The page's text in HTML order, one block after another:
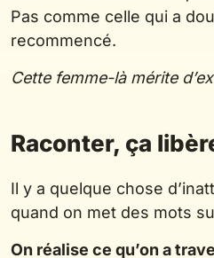
Pas comme celle qui a
recommencé.
Cette femme-là mérite
Raconter, ça
Il y a quelque chose
quand on met des mots
On réalise ce qu’on a